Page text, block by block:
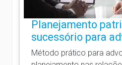
Planejamento
sucessório para
Método prático para